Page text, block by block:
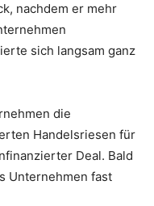
nachdem er mehr
sich langsam ganz
die
Handelsriesen für
Deal. Bald
Unternehmen fast